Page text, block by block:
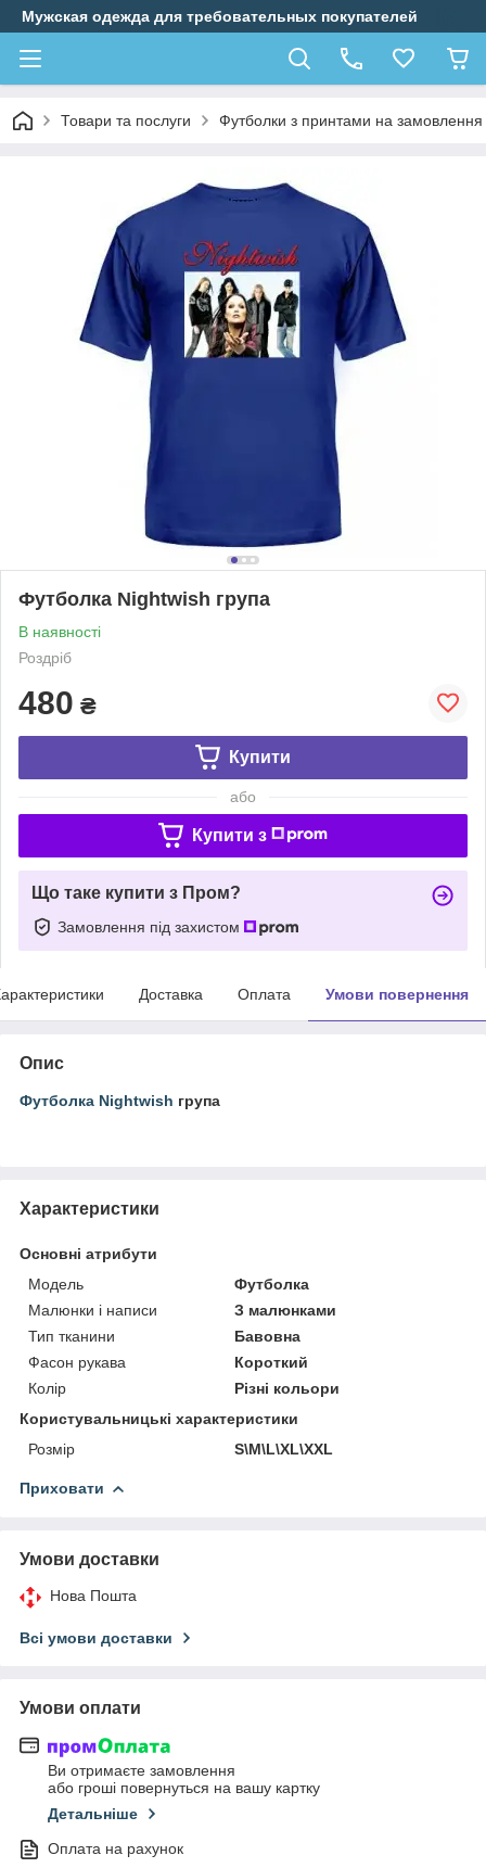
Мужская одежда для требовательных покупателей
Товари та послуги Футболки з принтами на замовлення
Футболка Nightwish група
В наявності
Роздріб
480 ₴
Купити
або
Купити з
Що таке купити з Пром?
Замовлення під захистом
Доставка Оплата Умови повернення
Опис
Футболка Nightwish група
Характеристики
Основні атрибути
Модель
Футболка
Малюнки і написи
З малюнками
Тип тканини
Бавовна
Фасон рукава
Короткий
Колір
Різні кольори
Користувальницькі характеристики
Розмір
S\M\L\XL\XXL
Приховати
Умови доставки
Нова Пошта
Всі умови доставки
Умови оплати
Ви отримаєте замовлення
або гроші повернуться на вашу картку
Детальніше
Оплата на рахунок